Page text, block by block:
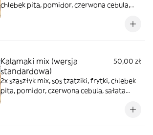
chlebek pita, pomidor, czerwona cebula,
Kalamaki mix (wersja
standardowa)
50,00 zł
2x szaszłyk mix, sos tzatziki, frytki, chlebek
pita, pomidor, czerwona cebula, sałata